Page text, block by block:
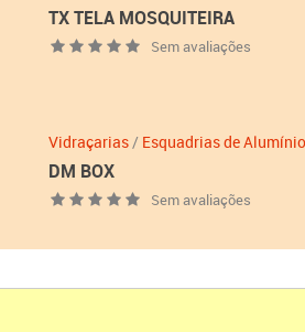
TX TELA MOSQUITEIRA
Sem avaliações
Vidraçarias/ Esquadrias de Alumínio
DM BOX
Sem avaliações